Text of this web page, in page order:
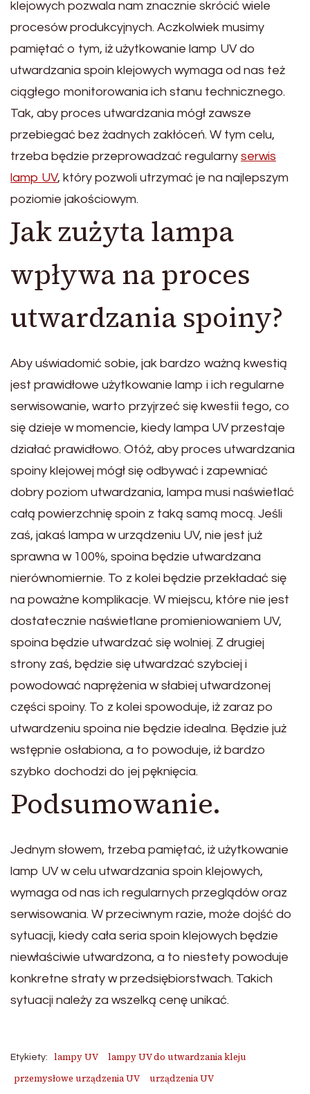
klejowych pozwala nam znacznie skrócić wiele
procesów produkcyjnych. Aczkolwiek musimy
pamiętać o tym, iż użytkowanie lamp UV do
utwardzania spoin klejowych wymaga od nas też
ciągłego monitorowania ich stanu technicznego.
Tak, aby proces utwardzania mógł zawsze
przebiegać bez żadnych zakłóceń. W tym celu,
trzeba będzie przeprowadzać regularny serwis
lamp UV, który pozwoli utrzymać je na najlepszym
poziomie jakościowym.
Jak zużyta lampa
wpływa na proces
utwardzania spoiny?
Aby uświadomić sobie, jak bardzo ważną kwestią
jest prawidłowe użytkowanie lamp i ich regularne
serwisowanie, warto przyjrzeć się kwestii tego, co
się dzieje w momencie, kiedy lampa UV przestaje
działać prawidłowo. Otóż, aby proces utwardzania
spoiny klejowej mógł się odbywać i zapewniać
dobry poziom utwardzania, lampa musi naświetlać
całą powierzchnię spoin z taką samą mocą. Jeśli
zaś, jakaś lampa w urządzeniu UV, nie jest już
sprawna w 100%, spoina będzie utwardzana
nierównomiernie. To z kolei będzie przekładać się
na poważne komplikacje. W miejscu, które nie jest
dostatecznie naświetlane promieniowaniem UV,
spoina będzie utwardzać się wolniej. Z drugiej
strony zaś, będzie się utwardzać szybciej i
powodować naprężenia w słabiej utwardzonej
części spoiny. To z kolei spowoduje, iż zaraz po
utwardzeniu spoina nie będzie idealna. Będzie już
wstępnie osłabiona, a to powoduje, iż bardzo
szybko dochodzi do jej pęknięcia.
Podsumowanie.
Jednym słowem, trzeba pamiętać, iż użytkowanie
lamp UV w celu utwardzania spoin klejowych,
wymaga od nas ich regularnych przeglądów oraz
serwisowania. W przeciwnym razie, może dojść do
sytuacji, kiedy cała seria spoin klejowych będzie
niewłaściwie utwardzona, a to niestety powoduje
konkretne straty w przedsiębiorstwach. Takich
sytuacji należy za wszelką cenę unikać.
Etykiety: lampy UV
lampy UV do utwardzania kleju
przemysłowe urządzenia UV
urządzenia UV